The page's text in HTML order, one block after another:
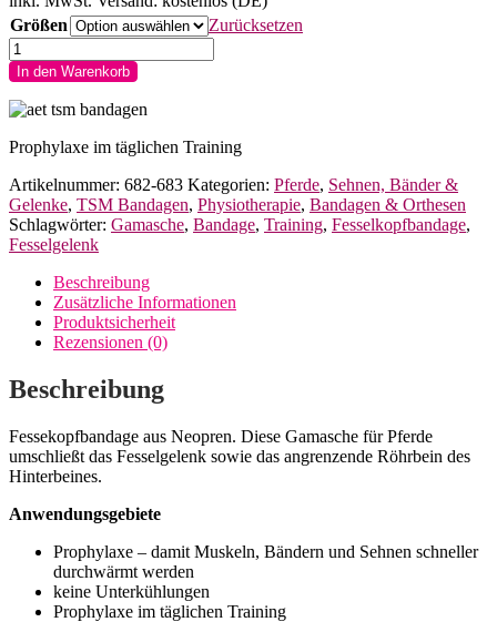
Größen
Zurücksetzen
TSM
vet-
Pro
Fesselkopfbandage
ohne
(Paar)
Menge
In den Warenkorb
Prophylaxe im täglichen Training
Artikelnummer: 682-683 Kategorien: Pferde, Sehnen, Bänder &
Gelenke, TSM Bandagen, Physiotherapie, Bandagen & Orthesen
Schlagwörter: Gamasche, Bandage, Training, Fesselkopfbandage,
Fesselgelenk
Beschreibung
Zusätzliche Informationen
Produktsicherheit
Rezensionen (0)
Beschreibung
Fessekopfbandage aus Neopren. Diese Gamasche für Pferde
umschließt das Fesselgelenk sowie das angrenzende Röhrbein des
Hinterbeines.
Anwendungsgebiete
Prophylaxe – damit Muskeln, Bändern und Sehnen schneller
durchwärmt werden
keine Unterkühlungen
Prophylaxe im täglichen Training